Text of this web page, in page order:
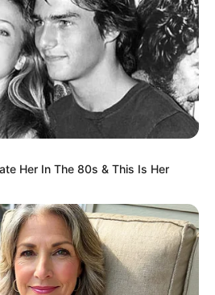
Buying Knee Braces - Do
Her In The 80s & This Is Her